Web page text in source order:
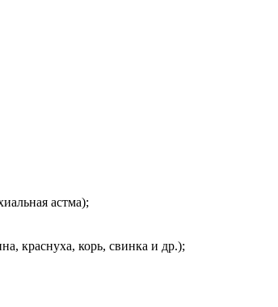
астма);
краснуха, корь, свинка и др.);